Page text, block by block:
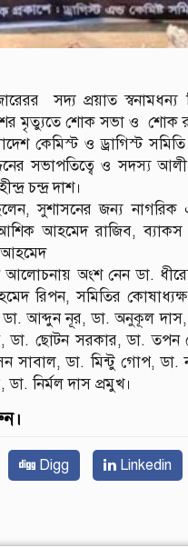
সদ্য প্রয়াত
মৃত্যুতে শোক সভা ও শোক
কেমিস্ট ও ড্রাগিস্ট সমিতি
সভাপতিত্বে ও সদস্য
চন্দ্র দাশ।
সুশাসনের জন্য
আহমেদ রাজিব, ব্যাকস
আহমেদ
আলোচনায় অংশ নেন ডা.
রিপন, সমিতির
আব্দুন নূর, ডা. অনুকূল
ডা. ছোটন সরকার, ডা.
সাবাল, ডা. মিন্টু গোপ, ডা.
নির্মল দাস প্রমুখ।
Digg Linkedin